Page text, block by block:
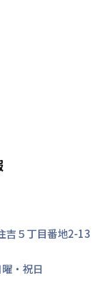
吉５丁目番地2-13
・祝日